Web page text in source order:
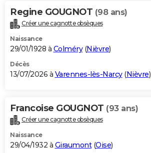
Carte de Noël
Carte Bonne année
Carte Saint-Valentin
Carte Pâques
Carte d'anniversaire
DICTIONNAIRE
Dictionnaire
Biographies
Citations
Expressions
Proverbes
PROGRAMME TV
S'inscrire
Se connecter
Lycées
Collèges
Primaires
Universités
Entreprises
Service militaire
Avis de recherche
AVIS DE DÉCÈS
Bricolage
Lifestyle
Culture
Sport
Auto
Television
Voyage
Cinema
Regine GOUGNOT (98 ans)
Créer une cagnotte obsèques
Naissance
29/01/1928 à Colméry(Nièvre)
Décès
13/07/2026 à Varennes-lès-Narcy(Nièvre)
Francoise GOUGNOT (93 ans)
Créer une cagnotte obsèques
Naissance
29/04/1932 à Giraumont(Oise)